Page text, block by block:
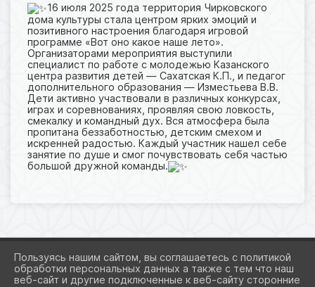
16 июля 2025 года территория Чирковского
дома культуры стала центром ярких эмоций и
позитивного настроения благодаря игровой
программе «Вот оно какое наше лето».
Организаторами мероприятия выступили
специалист по работе с молодежью Казанского
центра развития детей — Сахатская К.П., и педагог
дополнительного образования — Изместьева В.В.
Дети активно участвовали в различных конкурсах,
играх и соревнованиях, проявляя свою ловкость,
смекалку и командный дух. Вся атмосфера была
пропитана беззаботностью, детским смехом и
искренней радостью. Каждый участник нашел себе
занятие по душе и смог почувствовать себя частью
большой дружной команды.
Пользуясь нашим сайтом, вы соглашаетесь с политикой
обработки персональных данных а также с тем что наш
веб-сайт и другие подключенные к веб-сайту сторонние